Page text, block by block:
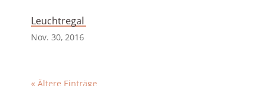
Leuchtregal
Nov. 30, 2016
« Ältere Einträge